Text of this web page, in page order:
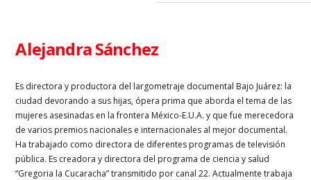
Alejandra Sánchez
Es directora y productora del largometraje documental Bajo Juárez: la
ciudad devorando a sus hijas, ópera prima que aborda el tema de las
mujeres asesinadas en la frontera México-E.U.A. y que fue merecedora
de varios premios nacionales e internacionales al mejor documental.
Ha trabajado como directora de diferentes programas de televisión
pública. Es creadora y directora del programa de ciencia y salud
“Gregoria la Cucaracha” transmitido por canal 22. Actualmente trabaja